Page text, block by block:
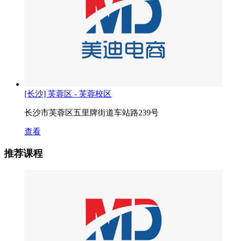
[长沙] 芙蓉区 - 芙蓉校区
长沙市芙蓉区五里牌街道车站路239号
查看
推荐课程